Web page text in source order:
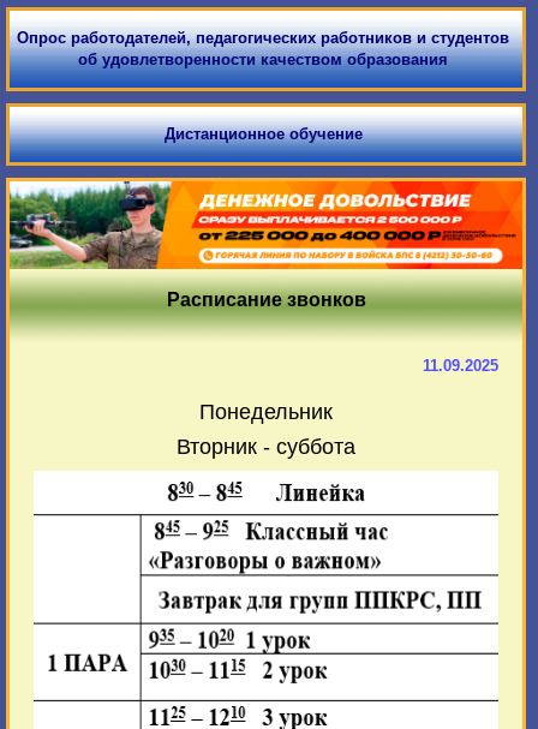
Опрос работодателей, педагогических работников и студентов
об удовлетворенности качеством образования
Дистанционное обучение
Расписание звонков
11.09.2025
Понедельник
Вторник - суббота